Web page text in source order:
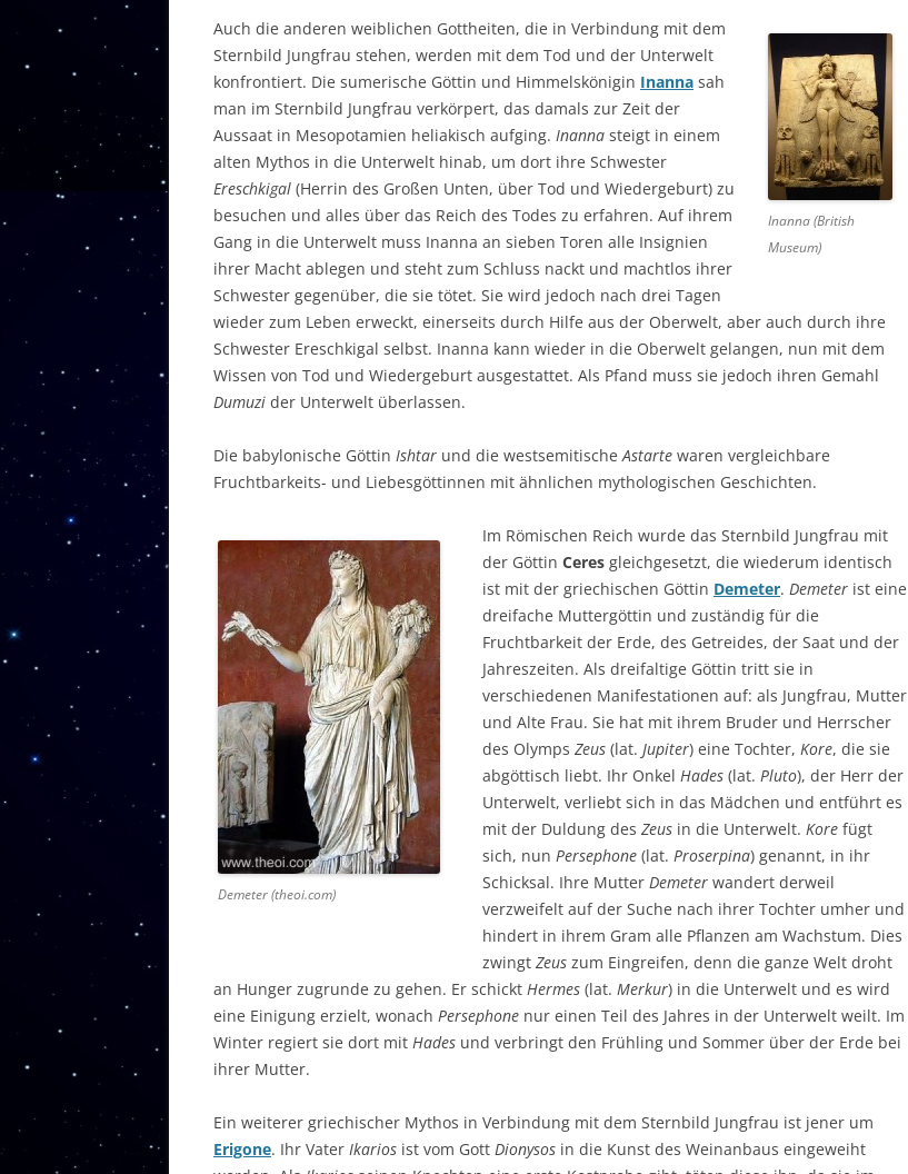
Inanna (British
Museum)
Auch die anderen weiblichen Gottheiten, die in Verbindung mit dem
Sternbild Jungfrau stehen, werden mit dem Tod und der Unterwelt
konfrontiert. Die sumerische Göttin und Himmelskönigin Inanna sah
man im Sternbild Jungfrau verkörpert, das damals zur Zeit der
Aussaat in Mesopotamien heliakisch aufging. Inanna steigt in einem
alten Mythos in die Unterwelt hinab, um dort ihre Schwester
Ereschkigal (Herrin des Großen Unten, über Tod und Wiedergeburt) zu
besuchen und alles über das Reich des Todes zu erfahren. Auf ihrem
Gang in die Unterwelt muss Inanna an sieben Toren alle Insignien
ihrer Macht ablegen und steht zum Schluss nackt und machtlos ihrer
Schwester gegenüber, die sie tötet. Sie wird jedoch nach drei Tagen
wieder zum Leben erweckt, einerseits durch Hilfe aus der Oberwelt, aber auch durch ihre
Schwester Ereschkigal selbst. Inanna kann wieder in die Oberwelt gelangen, nun mit dem
Wissen von Tod und Wiedergeburt ausgestattet. Als Pfand muss sie jedoch ihren Gemahl
Dumuzi der Unterwelt überlassen.
Die babylonische Göttin Ishtar und die westsemitischeAstarte waren vergleichbare
Fruchtbarkeits- und Liebesgöttinnen mit ähnlichen mythologischen Geschichten.
Demeter (theoi.com)
Im Römischen Reich wurde das Sternbild Jungfrau mit
der Göttin Ceres gleichgesetzt, die wiederum identisch
ist mit der griechischen Göttin Demeter. Demeter ist eine
dreifache Muttergöttin und zuständig für die
Fruchtbarkeit der Erde, des Getreides, der Saat und der
Jahreszeiten. Als dreifaltige Göttin tritt sie in
verschiedenen Manifestationen auf: als Jungfrau, Mutter
und Alte Frau. Sie hat mit ihrem Bruder und Herrscher
des Olymps Zeus (lat. Jupiter) eine Tochter, Kore, die sie
abgöttisch liebt. Ihr Onkel Hades (lat. Pluto), der Herr der
Unterwelt, verliebt sich in das Mädchen und entführt es
mit der Duldung des Zeus in die Unterwelt. Kore fügt
sich, nun Persephone (lat. Proserpina) genannt, in ihr
Schicksal. Ihre Mutter Demeter wandert derweil
verzweifelt auf der Suche nach ihrer Tochter umher und
hindert in ihrem Gram alle Pflanzen am Wachstum. Dies
zwingt Zeus zum Eingreifen, denn die ganze Welt droht
an Hunger zugrunde zu gehen. Er schickt Hermes (lat. Merkur) in die Unterwelt und es wird
eine Einigung erzielt, wonach Persephone nur einen Teil des Jahres in der Unterwelt weilt. Im
Winter regiert sie dort mit Hades und verbringt den Frühling und Sommer über der Erde bei
ihrer Mutter.
Ein weiterer griechischer Mythos in Verbindung mit dem Sternbild Jungfrau ist jener um
Erigone. Ihr Vater Ikarios ist vom Gott Dionysos in die Kunst des Weinanbaus eingeweiht